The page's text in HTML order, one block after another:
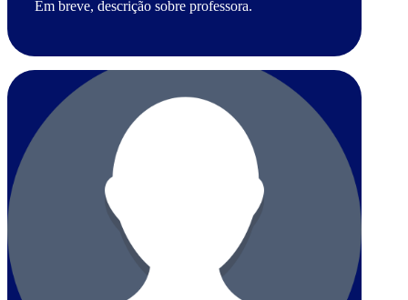
Em breve, descrição sobre professora.